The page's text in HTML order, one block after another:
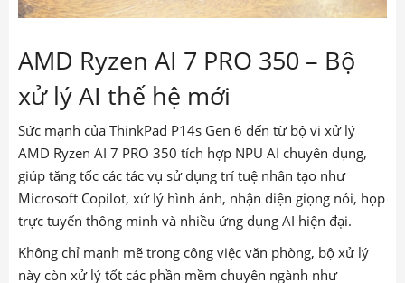
AMD Ryzen AI 7 PRO 350 – Bộ
xử lý AI thế hệ mới
Sức mạnh của ThinkPad P14s Gen 6 đến từ bộ vi xử lý
AMD Ryzen AI 7 PRO 350 tích hợp NPU AI chuyên dụng,
giúp tăng tốc các tác vụ sử dụng trí tuệ nhân tạo như
Microsoft Copilot, xử lý hình ảnh, nhận diện giọng nói, họp
trực tuyến thông minh và nhiều ứng dụng AI hiện đại.
Không chỉ mạnh mẽ trong công việc văn phòng, bộ xử lý
này còn xử lý tốt các phần mềm chuyên ngành như